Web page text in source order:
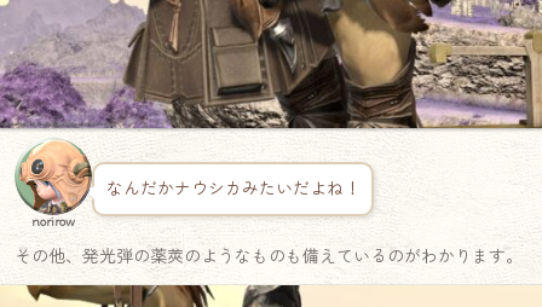
norirow
なんだかナウシカみたいだよね！
その他、発光弾の薬莢のようなものも備えているのがわかります。